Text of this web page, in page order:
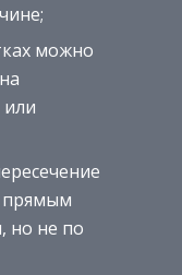
можно
или
прямым
но не по